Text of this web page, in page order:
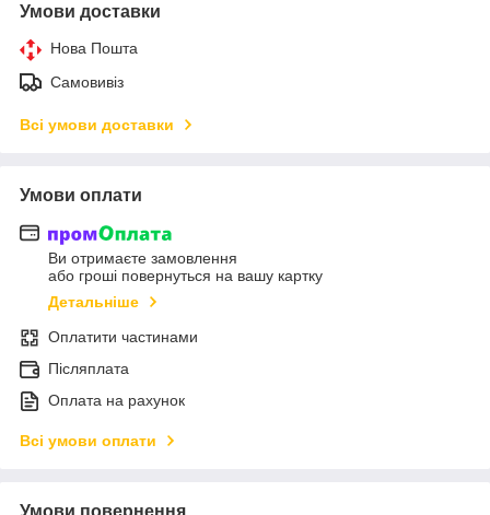
Умови доставки
Нова Пошта
Самовивіз
Всі умови доставки
Умови оплати
Ви отримаєте замовлення
або гроші повернуться на вашу картку
Детальніше
Оплатити частинами
Післяплата
Оплата на рахунок
Всі умови оплати